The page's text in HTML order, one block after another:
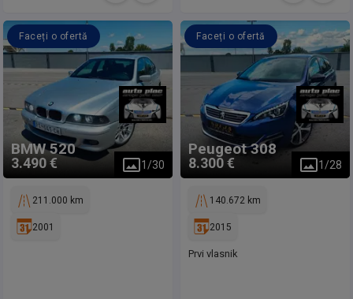
BMW 520
3.490 €
Faceți o ofertă
1 /30
211.000 km
2001
Peugeot 308
8.300 €
Faceți o ofertă
1 /28
140.672 km
2015
Prvi vlasnik